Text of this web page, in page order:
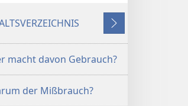
8. Juli
Weiter
macht davon Gebrauch?
der Mißbrauch?